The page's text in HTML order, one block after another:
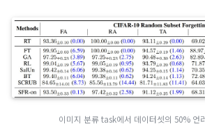
SFR-on에서 일어나는 업데이트는
weight update와 outer loop에서 일
update로 나눌 수 있습니다.
Inner loop에서는 fast weight update
중치와 weight saliency map을 이용